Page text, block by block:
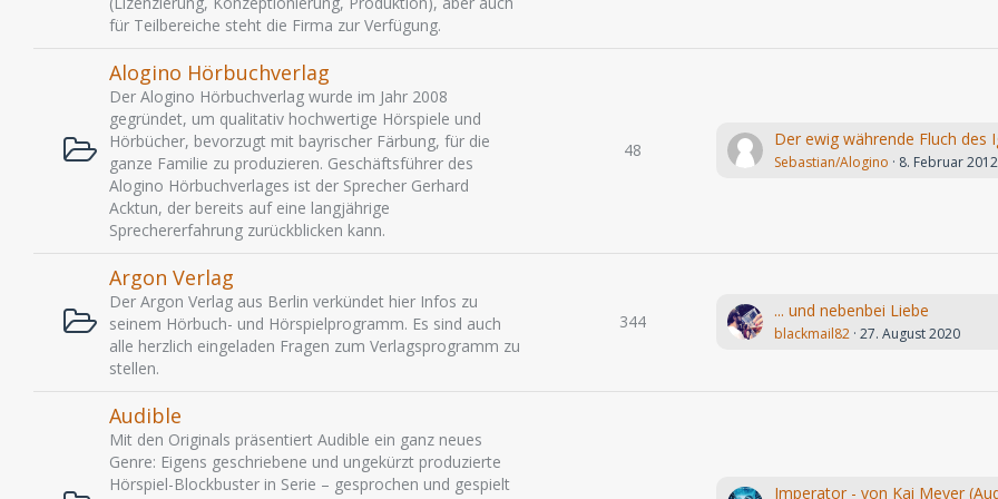
für Teilbereiche steht die Firma zur Verfügung.
Alogino Hörbuchverlag
Der Alogino Hörbuchverlag wurde im Jahr 2008
gegründet, um qualitativ hochwertige Hörspiele und
Hörbücher, bevorzugt mit bayrischer Färbung, für die
ganze Familie zu produzieren. Geschäftsführer des
Alogino Hörbuchverlages ist der Sprecher Gerhard
Acktun, der bereits auf eine langjährige
Sprechererfahrung zurückblicken kann.
48
Sebastian/Alogino 8. Februar 2012
Argon Verlag
Der Argon Verlag aus Berlin verkündet hier Infos zu
seinem Hörbuch- und Hörspielprogramm. Es sind auch
alle herzlich eingeladen Fragen zum Verlagsprogramm zu
stellen.
344
... und nebenbei Liebe
blackmail82 27. August 2020
Audible
Mit den Originals präsentiert Audible ein ganz neues
Genre: Eigens geschriebene und ungekürzt produzierte
Hörspiel-Blockbuster in Serie – gesprochen und gespielt
Imperator - von Kai Meyer